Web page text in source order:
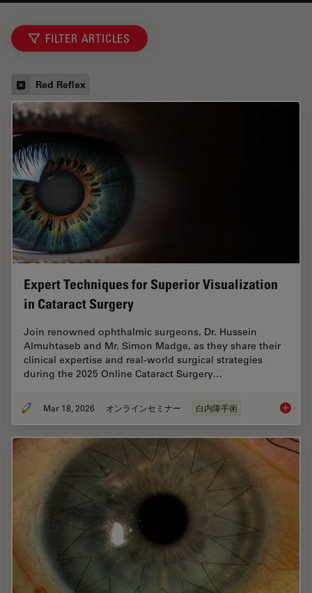
FILTER ARTICLES
Red Reflex
Expert Techniques for Superior Visualization
in Cataract Surgery
Join renowned ophthalmic surgeons, Dr. Hussein
Almuhtaseb and Mr. Simon Madge, as they share their
clinical expertise and real-world surgical strategies
during the 2025 Online Cataract Surgery…
Mar 18, 2026 オンラインセミナー 白内障手術 Expert